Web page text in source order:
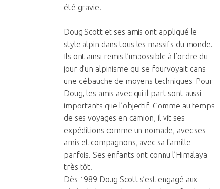
été gravie.
Doug Scott et ses amis ont appliqué le
style alpin dans tous les massifs du monde.
Ils ont ainsi remis l’impossible à l’ordre du
jour d’un alpinisme qui se fourvoyait dans
une débauche de moyens techniques. Pour
Doug, les amis avec qui il part sont aussi
importants que l’objectif. Comme au temps
de ses voyages en camion, il vit ses
expéditions comme un nomade, avec ses
amis et compagnons, avec sa famille
parfois. Ses enfants ont connu l’Himalaya
très tôt.
Dès 1989 Doug Scott s’est engagé aux